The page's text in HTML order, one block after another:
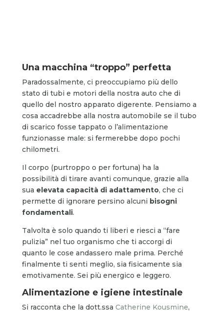
Una macchina “troppo” perfetta
Paradossalmente, ci preoccupiamo più dello
stato di tubi e motori della nostra auto che di
quello del nostro apparato digerente. Pensiamo a
cosa accadrebbe alla nostra automobile se il tubo
di scarico fosse tappato o l’alimentazione
funzionasse male: si fermerebbe dopo pochi
chilometri.
Il corpo (purtroppo o per fortuna) ha la
possibilità di tirare avanti comunque, grazie alla
sua elevata capacità di adattamento, che ci
permette di ignorare persino alcuni bisogni
fondamentali.
Talvolta è solo quando ti liberi e riesci a “fare
pulizia” nel tuo organismo che ti accorgi di
quanto le cose andassero male prima. Perché
finalmente ti senti meglio, sia fisicamente sia
emotivamente. Sei più energico e leggero.
Alimentazione e igiene intestinale
Si racconta che la dott.ssa Catherine Kousmine,